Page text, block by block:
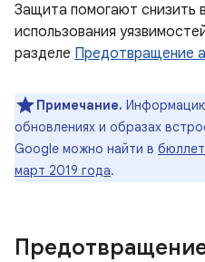
Защита помогают снизить
использования
разделе Предотвращение
Примечание.
обновлениях и образах
Google можно найти в
март 2019 года.